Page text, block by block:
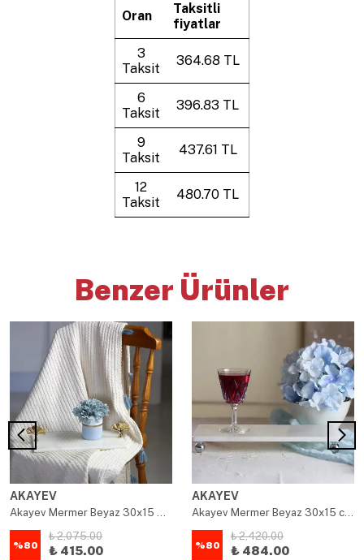
Oran
Taksitli
fiyatlar
3
Taksit
364.68 TL
6
Taksit
396.83 TL
9
Taksit
437.61 TL
12
Taksit
480.70 TL
Benzer Ürünler
AKAYEV
Akayev Mermer Beyaz 30x15 Cm Altın Ginkgo Sunum Tabağı
%80
₺ 2,075.00
₺ 415.00
AKAYEV
Akayev Mermer Beyaz 30x15 cm Gümüş Boncuk Ayaklı Sunum Tabağı
%80
₺ 2,420.00
₺ 484.00